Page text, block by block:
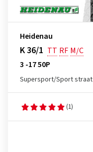
Heidenau
K 36/1 TT RF M/C
3 -17 50P
Supersport/Sport straat
(1)